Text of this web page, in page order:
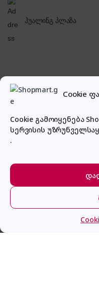
Cookie
Cookie გამოიყენება
სერვისის
.
ჰუალინგ პლაზა
მთავარი